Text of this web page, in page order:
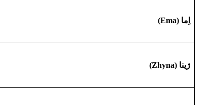
اِما (Ema)
ژینا (Zhyna)